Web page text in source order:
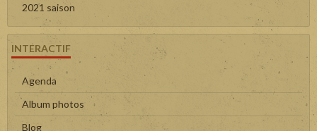
2021 saison
INTERACTIF
Agenda
Album photos
Blog